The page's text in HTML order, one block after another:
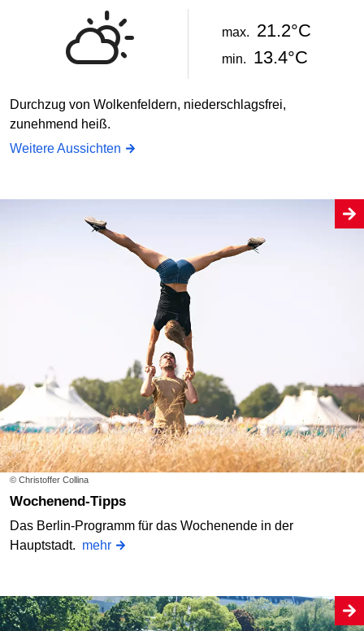
max. 21.2°C
min. 13.4°C
Durchzug von Wolkenfeldern, niederschlagsfrei,
zunehmend heiß.
Weitere Aussichten
© Christoffer Collina
Wochenend-Tipps
Das Berlin-Programm für das Wochenende in der
Hauptstadt. mehr